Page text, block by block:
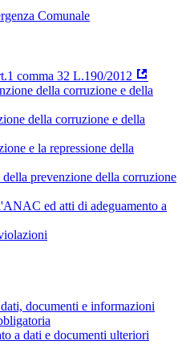
Comunale
comma 32 L.190/2012
della corruzione e della
della corruzione e della
e la repressione della
prevenzione della corruzione
ed atti di adeguamento a
documenti e informazioni
a dati e documenti ulteriori